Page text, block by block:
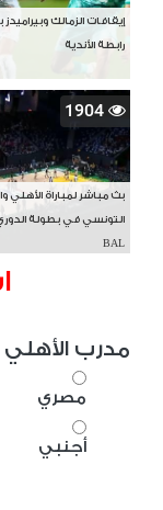
إيقافات الزمالك وبيراميدز
رابطة الأندية
1904
بث مباشر لمباراة الأهلي
التونسي في بطولة
BAL
مدرب الأهلي
مصري
أجنبي